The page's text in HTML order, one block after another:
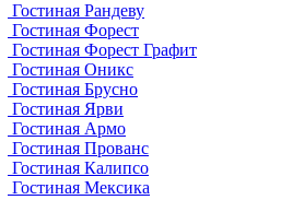
Гостиная Рандеву
Гостиная Форест
Гостиная Форест Графит
Гостиная Оникс
Гостиная Брусно
Гостиная Ярви
Гостиная Армо
Гостиная Прованс
Гостиная Калипсо
Гостиная Мексика